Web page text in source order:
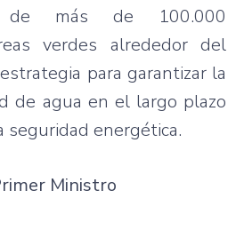
de más de 100.000
verdes alrededor del
para garantizar la
de agua en el largo plazo
seguridad energética.
Ministro